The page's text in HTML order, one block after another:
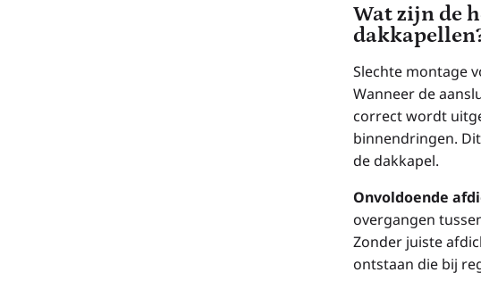
Wat zijn de
Slechte montage
Wanneer de
correct wordt
binnendringen.
de dakkapel.
Onvoldoende
overgangen
Zonder juiste
ontstaan die bij